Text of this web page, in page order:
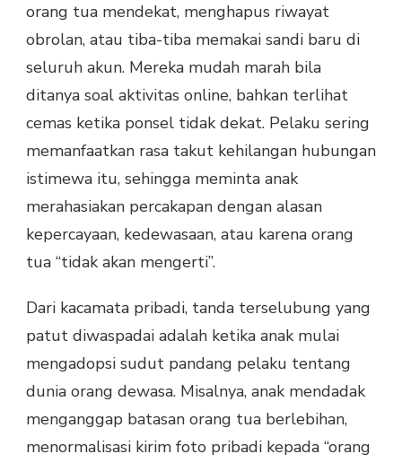
orang tua mendekat, menghapus riwayat
obrolan, atau tiba-tiba memakai sandi baru di
seluruh akun. Mereka mudah marah bila
ditanya soal aktivitas online, bahkan terlihat
cemas ketika ponsel tidak dekat. Pelaku sering
memanfaatkan rasa takut kehilangan hubungan
istimewa itu, sehingga meminta anak
merahasiakan percakapan dengan alasan
kepercayaan, kedewasaan, atau karena orang
tua “tidak akan mengerti”.
Dari kacamata pribadi, tanda terselubung yang
patut diwaspadai adalah ketika anak mulai
mengadopsi sudut pandang pelaku tentang
dunia orang dewasa. Misalnya, anak mendadak
menganggap batasan orang tua berlebihan,
menormalisasi kirim foto pribadi kepada “orang